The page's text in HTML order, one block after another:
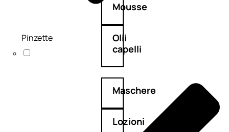
Mousse
Olii
capelli
Maschere
Lozioni
Pinzette